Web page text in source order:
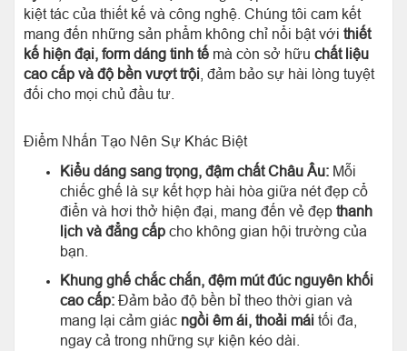
kiệt tác của thiết kế và công nghệ. Chúng tôi cam kết
mang đến những sản phẩm không chỉ nổi bật với thiết
kế hiện đại, form dáng tinh tế mà còn sở hữu chất liệu
cao cấp và độ bền vượt trội , đảm bảo sự hài lòng tuyệt
đối cho mọi chủ đầu tư.
Điểm Nhấn Tạo Nên Sự Khác Biệt
Kiểu dáng sang trọng, đậm chất Châu Âu: Mỗi
chiếc ghế là sự kết hợp hài hòa giữa nét đẹp cổ
điển và hơi thở hiện đại, mang đến vẻ đẹp thanh
lịch và đẳng cấp cho không gian hội trường của
bạn.
Khung ghế chắc chắn, đệm mút đúc nguyên khối
cao cấp: Đảm bảo độ bền bỉ theo thời gian và
mang lại cảm giác ngồi êm ái, thoải mái tối đa,
ngay cả trong những sự kiện kéo dài.